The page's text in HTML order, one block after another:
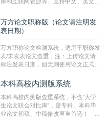
定院校！！！
万方论文职称版（论文请注明发
表日期）
万方职称论文检测系统，适用于职称发
表/未发表论文查重，注：上传论文请
标注发表日期，如无则使用论文正式发
成时间作为发表日期。
本科高校内测版系统
本科高校内测版查重系统，不含”大学
生论文联合对比库“，是专科、本科毕
业论文初稿、中稿修改查重首选！——